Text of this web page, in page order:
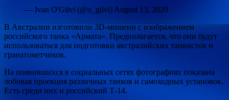
— Ivan O'Gilvi (@o_gilvi) August 13, 2020
В Австралии изготовили 3D-мишени с изображением
российского танка «Армата». Предполагается, что они будут
использоваться для подготовки австралийских танкистов и
гранатометчиков.
На появившихся в социальных сетях фотографиях показана
лобовая проекция различных танков и самоходных установок.
Есть среди них и российский Т-14.